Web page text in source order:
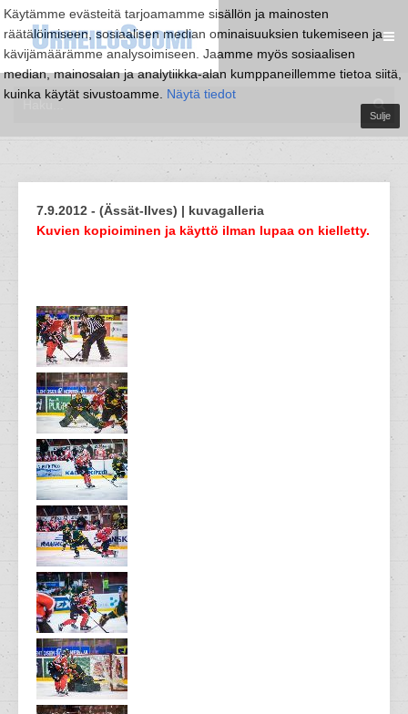
Käytämme evästeitä tarjoamamme sisällön ja mainosten
räätälöimiseen, sosiaalisen median ominaisuuksien tukemiseen ja
kävijämäärämme analysoimiseen. Jaamme myös sosiaalisen
median, mainosalan ja analytiikka-alan kumppaneillemme tietoa siitä,
kuinka käytät sivustoamme. Näytä tiedot
Sulje
7.9.2012 - (Ässät-Ilves) | kuvagalleria
Kuvien kopioiminen ja käyttö ilman lupaa on kielletty.